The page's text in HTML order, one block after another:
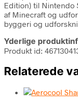
Edition) til Nintendo
af Minecraft og
byggeri og
Yderlige
Produkt id:
Relaterede